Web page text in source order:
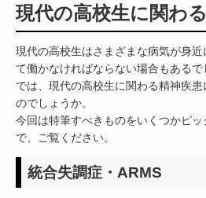
現代の高校生に関わ
現代の高校生はさまざまな病気が身
て働かなければならない場合もあるで
では、現代の高校生に関わる精神疾
のでしょうか。
今回は特筆すべきものをいくつかピ
で、ご覧ください。
統合失調症・ARMS